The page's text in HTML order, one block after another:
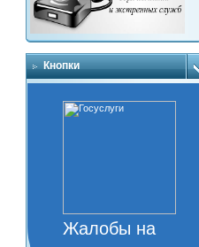
Кнопки
Жалобы на